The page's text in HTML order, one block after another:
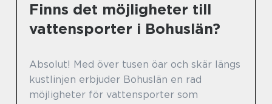
Finns det möjligheter till
vattensporter i Bohuslän?
Absolut! Med över tusen öar och skär längs
kustlinjen erbjuder Bohuslän en rad
möjligheter för vattensporter som